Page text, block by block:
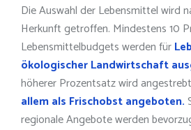
Die Auswahl der Lebensmittel wird
Herkunft getroffen. Mindestens 10
Lebensmittelbudgets werden für
ökologischer Landwirtschaft
höherer Prozentsatz wird
allem als Frischobst angeboten.
regionale Angebote werden